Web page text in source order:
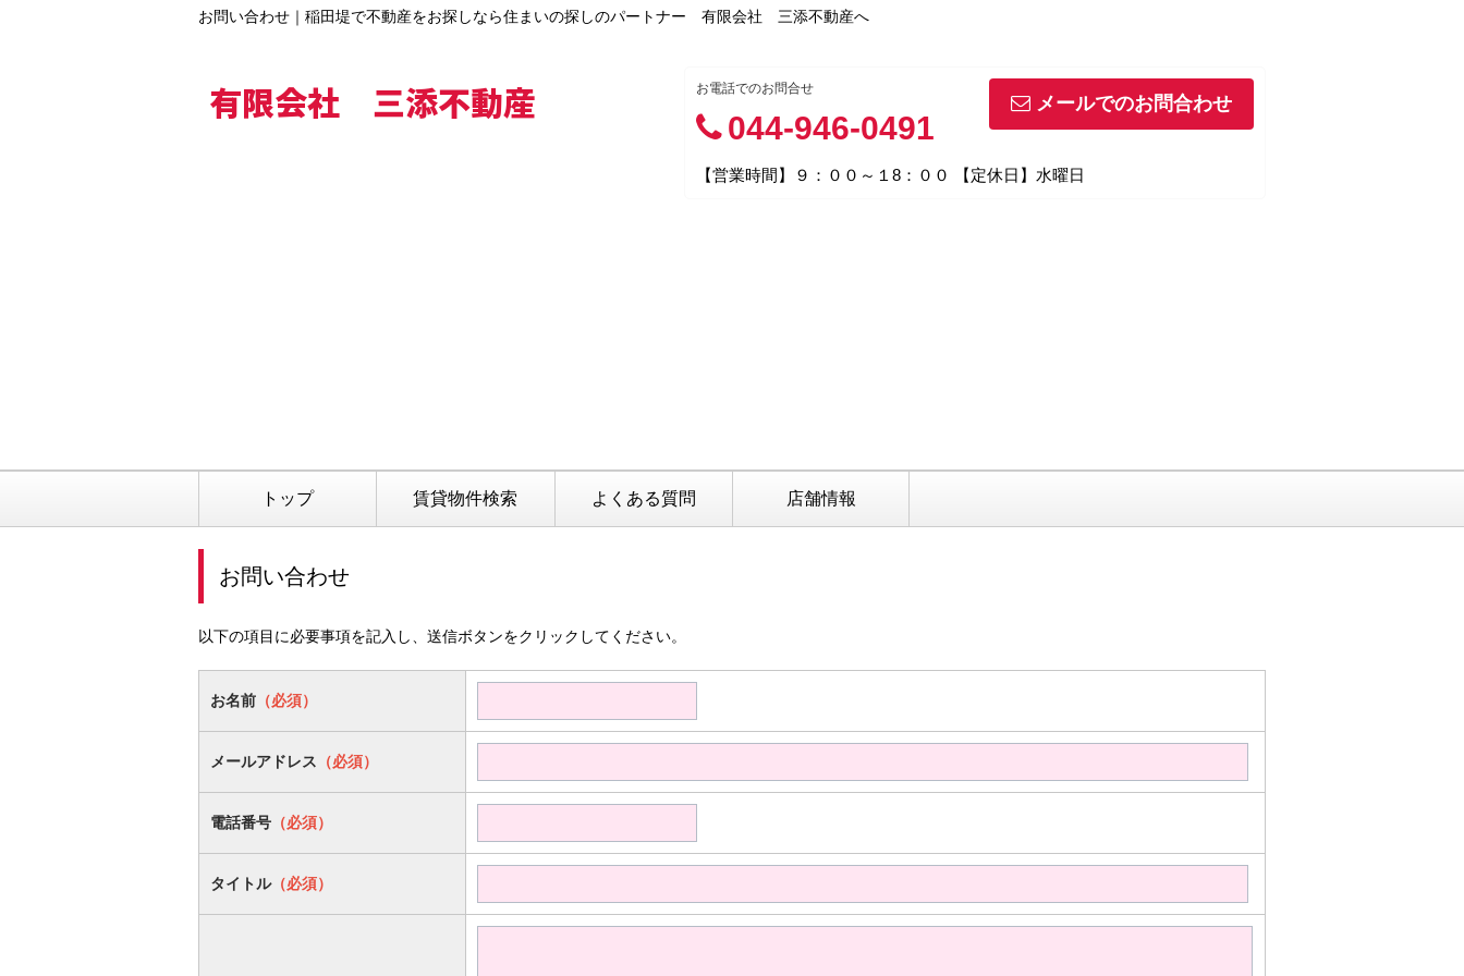
お問い合わせ｜稲田堤で不動産をお探しなら住まいの探しのパートナー 有限会社 三添不動産へ
有限会社 三添不動産 メールでのお問合わせ
お電話でのお問合せ
044-946-0491
【営業時間】９：００～１8：００ 【定休日】水曜日
トップ 賃貸物件検索 よくある質問 店舗情報
お問い合わせ
以下の項目に必要事項を記入し、送信ボタンをクリックしてください。
お名前 （必須）
メールアドレス （必須）
電話番号 （必須）
タイトル（必須）